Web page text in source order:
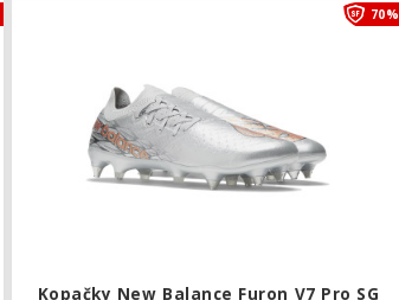
Kopačky New Balance Furon V7 Pro SG
70%